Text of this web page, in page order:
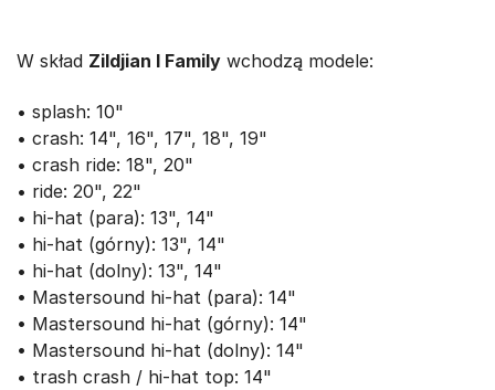
W skład Zildjian I Family wchodzą modele:
• splash: 10"
• crash: 14", 16", 17", 18", 19"
• crash ride: 18", 20"
• ride: 20", 22"
• hi-hat (para): 13", 14"
• hi-hat (górny): 13", 14"
• hi-hat (dolny): 13", 14"
• Mastersound hi-hat (para): 14"
• Mastersound hi-hat (górny): 14"
• Mastersound hi-hat (dolny): 14"
• trash crash / hi-hat top: 14"